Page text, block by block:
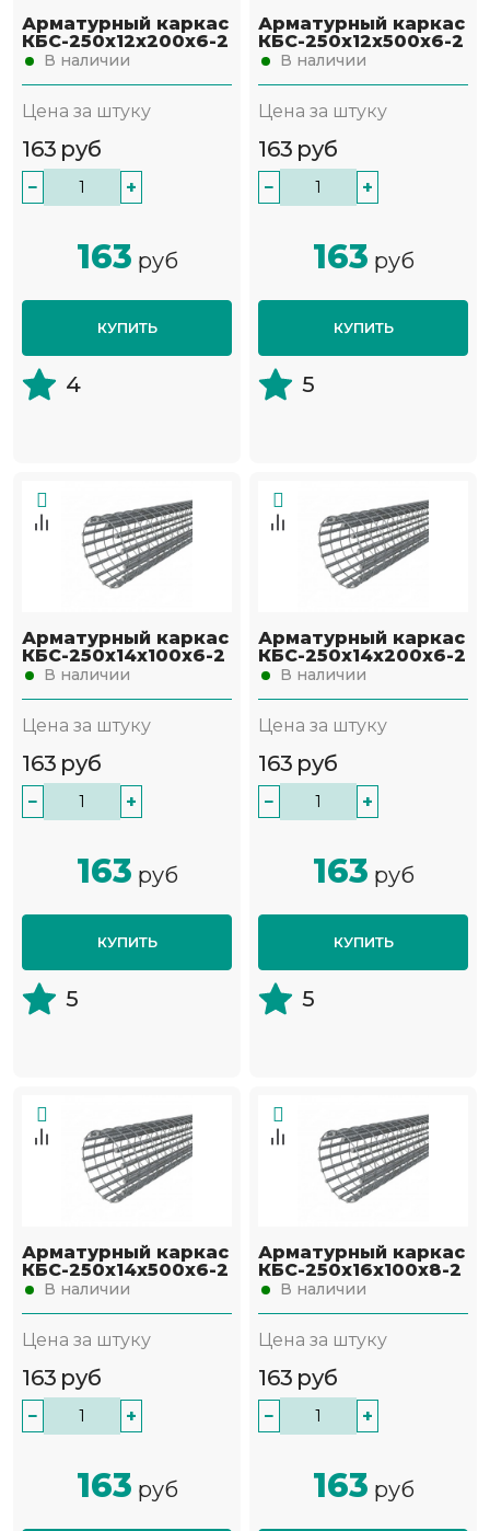
Арматурный каркас
КБС-250х12х200х6-2
В наличии
Цена за штуку
163 руб
− +
163 руб
КУПИТЬ
4
Арматурный каркас
КБС-250х12х500х6-2
В наличии
Цена за штуку
163 руб
− +
163 руб
КУПИТЬ
5
Арматурный каркас
КБС-250х14х100х6-2
В наличии
Цена за штуку
163 руб
− +
163 руб
КУПИТЬ
5
Арматурный каркас
КБС-250х14х200х6-2
В наличии
Цена за штуку
163 руб
− +
163 руб
КУПИТЬ
5
Арматурный каркас
КБС-250х14х500х6-2
В наличии
Цена за штуку
163 руб
− +
163 руб
Арматурный каркас
КБС-250х16х100х8-2
В наличии
Цена за штуку
163 руб
− +
163 руб